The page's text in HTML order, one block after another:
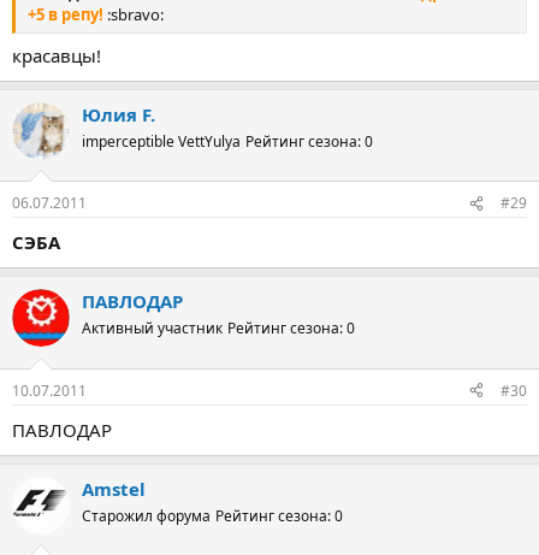
+5 в репу! :sbravo:
красавцы!
Юлия F.
imperceptible VettYulya Рейтинг сезона: 0
06.07.2011 #29
СЭБА
ПАВЛОДАР
Активный участник Рейтинг сезона: 0
10.07.2011 #30
ПАВЛОДАР
Amstel
Старожил форума Рейтинг сезона: 0